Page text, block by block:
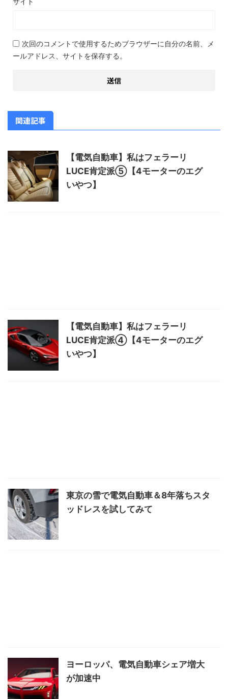
次回のコメントで使用するためブラウザーに自分の名前、メ
ールアドレス、サイトを保存する。
関連記事
【電気自動車】私はフェラーリ
LUCE肯定派⑤【4モーターのエグ
いやつ】
【電気自動車】私はフェラーリ
LUCE肯定派④【4モーターのエグ
いやつ】
東京の雪で電気自動車＆8年落ちスタ
ッドレスを試してみて
ヨーロッパ、電気自動車シェア増大
が加速中